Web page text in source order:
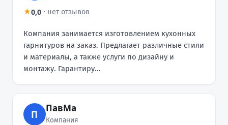
★0,0 · нет отзывов
Компания занимается изготовлением кухонных
гарнитуров на заказ. Предлагает различные стили
и материалы, а также услуги по дизайну и
монтажу. Гарантиру...
П
ПавМа
Компания